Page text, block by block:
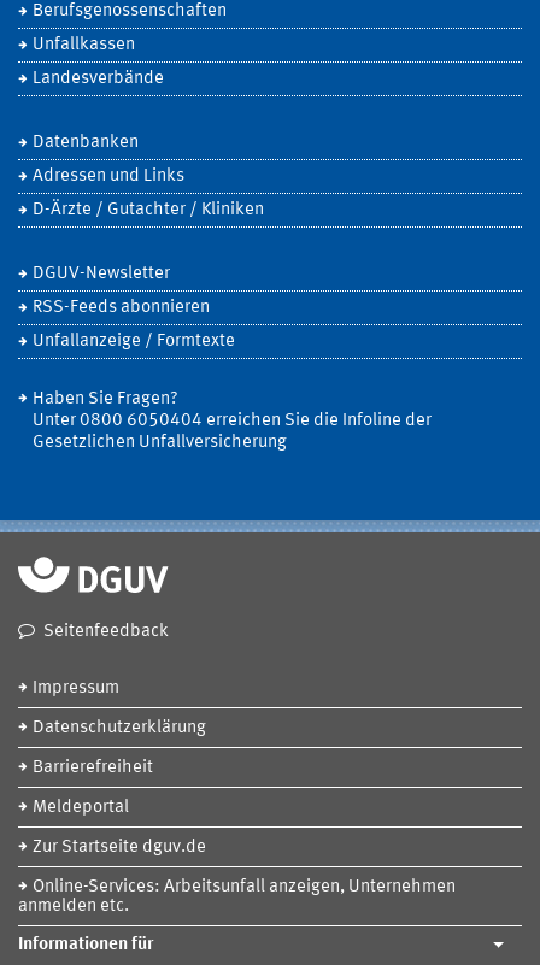
Berufsgenossenschaften
Unfallkassen
Landesverbände
Datenbanken
Adressen und Links
D-Ärzte / Gutachter / Kliniken
DGUV-Newsletter
RSS-Feeds abonnieren
Unfallanzeige / Formtexte
Haben Sie Fragen?
Unter 0800 6050404 erreichen Sie die Infoline der
Gesetzlichen Unfallversicherung
Seitenfeedback
Impressum
Datenschutzerklärung
Barrierefreiheit
Meldeportal
Zur Startseite dguv.de
Online-Services: Arbeitsunfall anzeigen, Unternehmen
anmelden etc.
Informationen für